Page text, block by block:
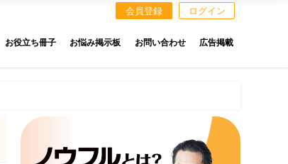
会員登録 ログイン
お役立ち冊子 お悩み掲示板 お問い合わせ 広告掲載